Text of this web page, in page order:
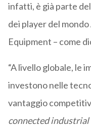
infatti, è già parte
dei player del
Equipment – come
“A livello globale, le
investono nelle
vantaggio
connected